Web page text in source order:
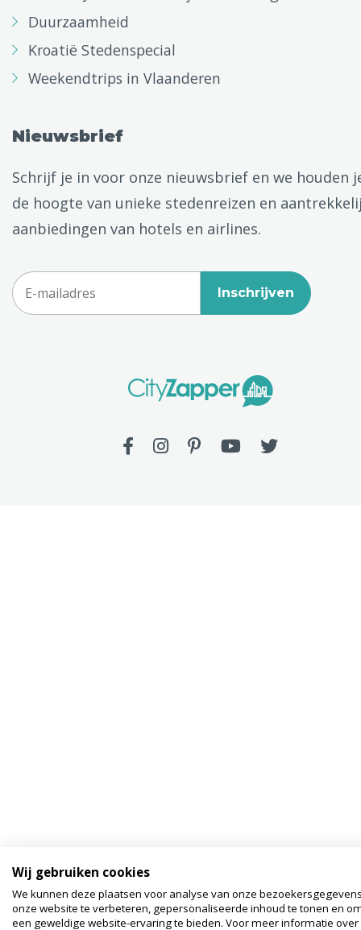
Duurzaamheid
Kroatië Stedenspecial
Weekendtrips in Vlaanderen
Nieuwsbrief
Schrijf je in voor onze nieuwsbrief en we houden
de hoogte van unieke stedenreizen en
aanbiedingen van hotels en airlines.
Inschrijven
Wij gebruiken cookies
We kunnen deze plaatsen voor analyse van onze
onze website te verbeteren, gepersonaliseerde inhoud te tonen en
een geweldige website-ervaring te bieden. Voor meer informatie over